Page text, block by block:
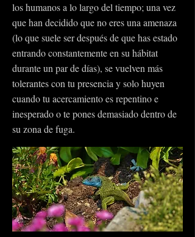
los humanos a lo largo del tiempo; una vez
que han decidido que no eres una amenaza
(lo que suele ser después de que has estado
entrando constantemente en su hábitat
durante un par de días), se vuelven más
tolerantes con tu presencia y solo huyen
cuando tu acercamiento es repentino e
inesperado o te pones demasiado dentro de
su zona de fuga.